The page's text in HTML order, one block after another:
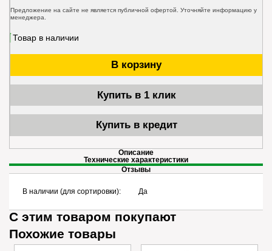
Предложение на сайте не является публичной офертой. Уточняйте информацию у
менеджера.
Товар в наличии
В корзину
Купить в 1 клик
Купить в кредит
Описание
Технические характеристики
Отзывы
В наличии (для сортировки): Да
С этим товаром покупают
Похожие товары